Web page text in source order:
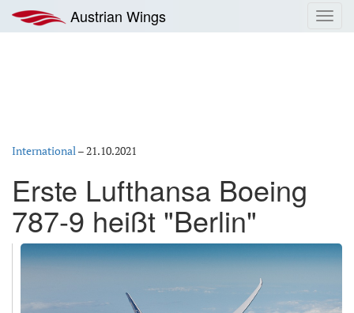
Inhalt
springen
Austrian Wings
International–21.10.2021
Erste Lufthansa Boeing
787-9 heißt "Berlin"